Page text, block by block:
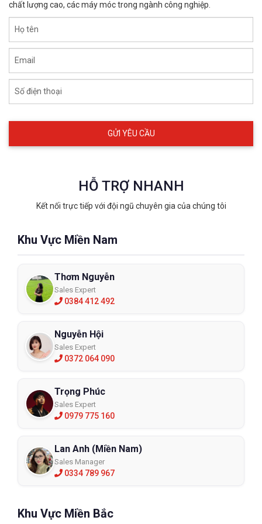
3.Nắm chắc 4 quy tắc vàng để chọn
3.1. Đo nhiệt độ môi trường, vật tiếp xúc
ngoại để đo. Điều này cực kỳ quan trọng để quyết định rằng bạn
đã lựa chọn đúng loại găng tay bảo hộ chịu nhiệt hay chưa. Bởi
mỗi dòng găng tay sẽ có khả năng chịu nhiệt khác nhau, và
lệch so với những gì trên lý thuyết.
Vì thế hãy chắc chắn găng tay bảo hộ của bạn chịu được mức
nhiệt ở môi trường làm việc hoặc vật tiếp xúc trong quá trình lao
chất lượng cao, các máy móc trong ngành công nghiệp.
Họ tên
Email
Số điện thoại
HỖ TRỢ NHANH
Kết nối trực tiếp với đội ngũ chuyên gia của chúng tôi
Khu Vực Miền Nam
Thơm Nguyễn
Sales Expert
0384 412 492
Nguyễn Hội
Sales Expert
0372 064 090
Trọng Phúc
Sales Expert
0979 775 160
Lan Anh (Miền Nam)
Sales Manager
0334 789 967
Khu Vực Miền Bắc